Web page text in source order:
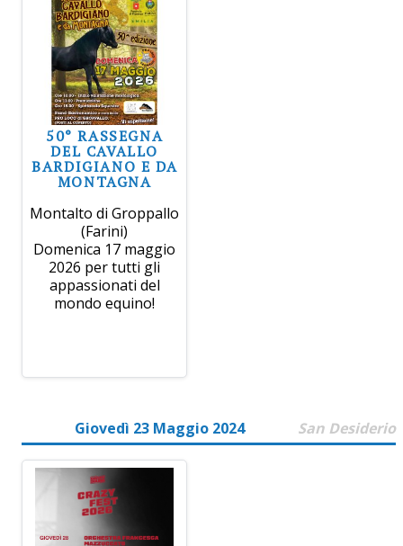
50° RASSEGNA
DEL CAVALLO
BARDIGIANO E DA
MONTAGNA
Montalto di Groppallo
(Farini)
Domenica 17 maggio
2026 per tutti gli
appassionati del
mondo equino!
Giovedì 23 Maggio 2024 San Desiderio